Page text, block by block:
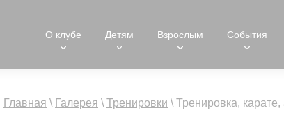
О клубе Детям Взрослым События
Главная \ Галерея \ Тренировки \ Тренировка, карате,